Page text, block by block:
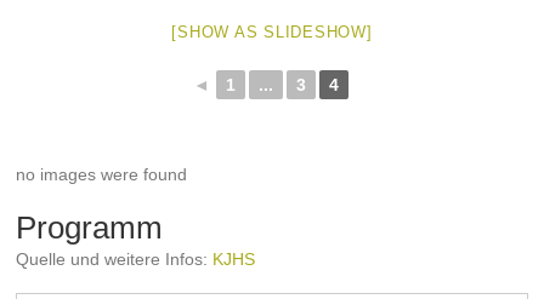
[SHOW AS SLIDESHOW]
◄ 1 ... 3 4
no images were found
Programm
Quelle und weitere Infos: KJHS